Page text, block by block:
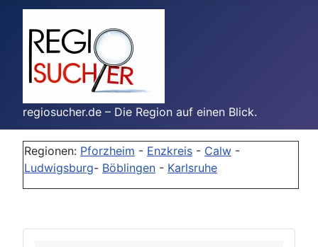
regiosucher.de – Die Region auf einen Blick.
Regionen: Pforzheim - Enzkreis - Calw -
Ludwigsburg- Böblingen - Karlsruhe